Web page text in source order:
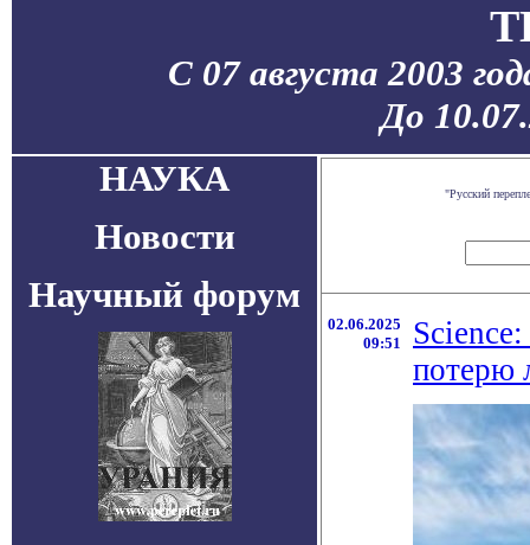
С 07 августа 2003
До
НАУКА
Новости
Научный форум
"Русский
02.06.2025
09:51
потерю